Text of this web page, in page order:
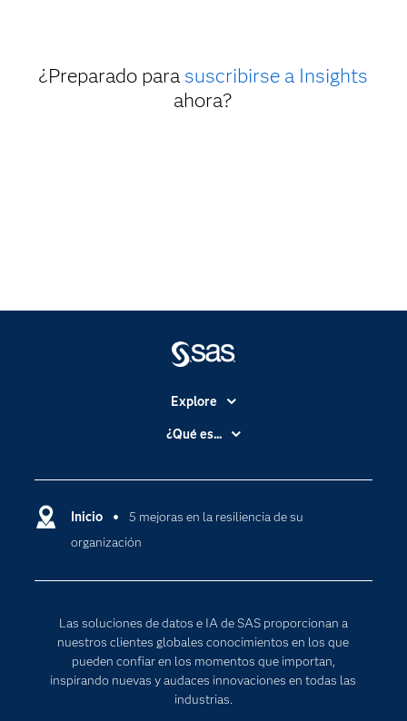
¿Preparado para suscribirse a Insights
ahora?
Inicio
5 mejoras en la resiliencia de su
organización
Las soluciones de datos e IA de SAS proporcionan a
nuestros clientes globales conocimientos en los que
pueden confiar en los momentos que importan,
inspirando nuevas y audaces innovaciones en todas las
industrias.
Explore
Accesibilidad
Compañía
Comunidades
Estudiantes
Eventos
Formación
¿Qué es...
Cloud Computing